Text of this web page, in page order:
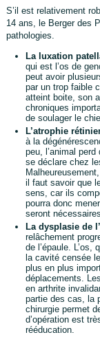
S’il est relativement
14 ans, le Berger des
pathologies.
La luxation
qui est l’os de
peut avoir
par un trop faible
atteint boite, son
chroniques
de soulager le
L’atrophie
à la
peu, l’animal
se déclare chez
il faut savoir que
sens, car ils
pourra donc
seront
La dysplasie de
relâchement
de l’épaule.
la cavité censée
plus en plus
déplacements.
en arthrite
partie des cas, la
chirurgie permet
d’opération est
rééducation.